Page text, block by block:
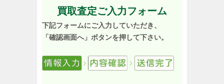
買取査定ご入力フォーム
下記フォームにご入力していただき、
「確認画面へ」ボタンを押して下さい。